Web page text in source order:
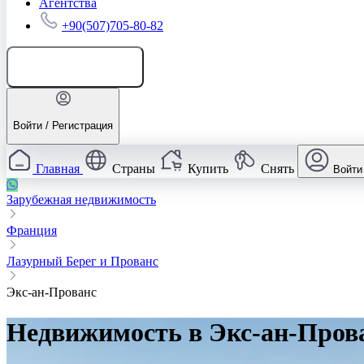
+90(507)705-80-82
Войти / Регистрация
Главная Страны Купить Снять Войти
Зарубежная недвижимость
Франция
Лазурный Берег и Прованс
Экс-ан-Прованс
Недвижимость в Экс-ан-